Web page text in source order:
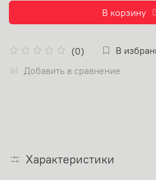
(0)
В
Добавить в сравнение
В корзину
Характеристики